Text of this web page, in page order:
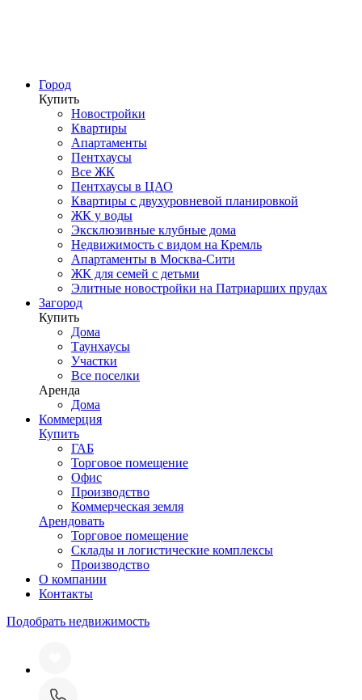
Город
Купить
Новостройки
Квартиры
Апартаменты
Пентхаусы
Все ЖК
Пентхаусы в ЦАО
Квартиры с двухуровневой планировкой
ЖК у воды
Эксклюзивные клубные дома
Недвижимость с видом на Кремль
Апартаменты в Москва-Сити
ЖК для семей с детьми
Элитные новостройки на Патриарших прудах
Загород
Купить
Дома
Таунхаусы
Участки
Все поселки
Аренда
Дома
Коммерция
Купить
ГАБ
Торговое помещение
Офис
Производство
Коммерческая земля
Арендовать
Торговое помещение
Склады и логистические комплексы
Производство
О компании
Контакты
Подобрать недвижимость